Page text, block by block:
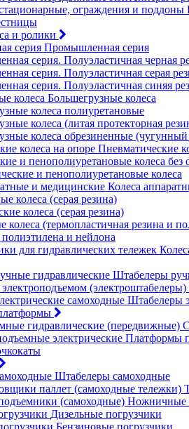
и ролики
Промышленная серия
серия. Полуэластичная черная
серия. Полуэластичная серая
серия. Полуэластичная синяя
Большегрузные колеса
колеса полиуретановые
колеса (литая протекторная
колеса обрезиненные
Пневматические
и пенополиуретановые колеса
Колеса
колеса (серая резина)
колеса (серая резина)
колеса (термопластичная резина и
полиэтилена и нейлона
Штабелеры
Штабелеры
Платформы
Штабелеры самоходные
Ножничные
Дизельные погрузчики
Бензиновые погрузчики